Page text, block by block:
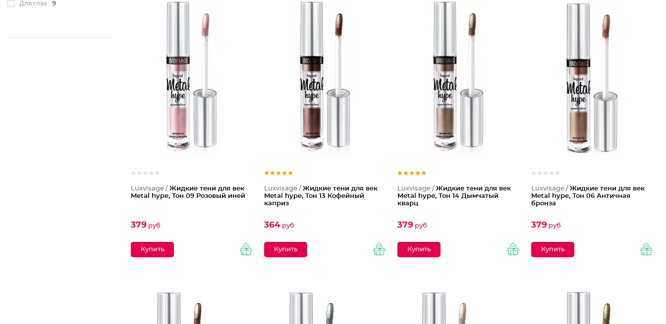
Для глаз 9
Luxvisage / Жидкие тени для век
Metal hype, Тон 09 Розовый иней
379руб
Luxvisage / Жидкие тени для век
Metal hype, Тон 13 Кофейный
каприз
364руб
Luxvisage /Жидкие тени для век
Metal hype, Тон 14 Дымчатый
кварц
379 руб
Luxvisage / Жидкие тени для век
Metal hype, Тон 06 Античная
бронза
379руб